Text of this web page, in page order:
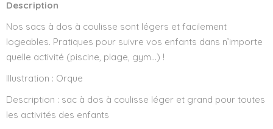
Description
Nos sacs à dos à coulisse sont légers et facilement
logeables. Pratiques pour suivre vos enfants dans n’importe
quelle activité (piscine, plage, gym…) !
Illustration : Orque
Description : sac à dos à coulisse léger et grand pour toutes
les activités des enfants